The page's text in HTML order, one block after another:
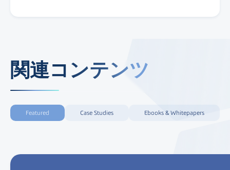
関連コンテンツ
Featured Case Studies Ebooks & Whitepapers